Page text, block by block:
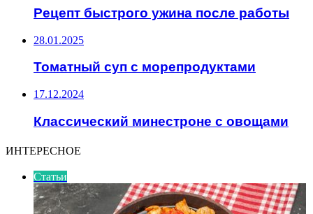
Рецепт быстрого ужина после работы
28.01.2025
Томатный суп с морепродуктами
17.12.2024
Классический минестроне с овощами
ИНТЕРЕСНОЕ
Статьи